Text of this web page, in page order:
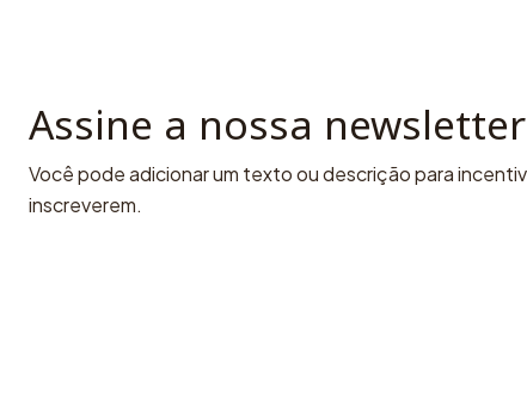
Assine a nossa newsletter
Você pode adicionar um texto ou descrição para
inscreverem.